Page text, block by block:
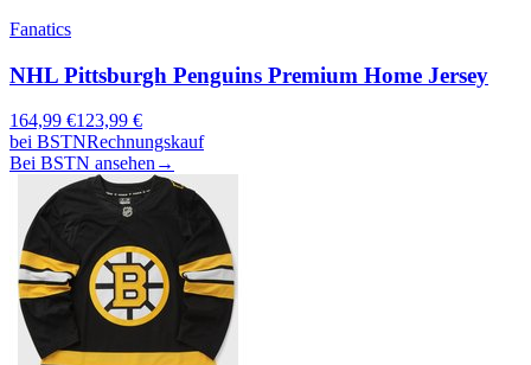
Fanatics
NHL Pittsburgh Penguins Premium Home Jersey
164,99 €123,99 €
bei BSTNRechnungskauf
Bei BSTN ansehen→